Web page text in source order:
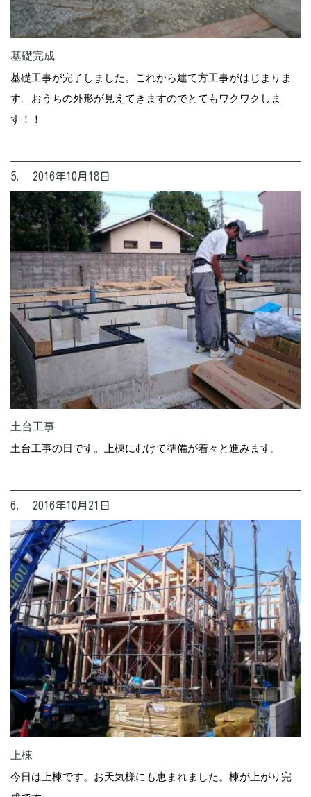
基礎完成
基礎工事が完了しました。これから建て方工事がはじまりま
す。おうちの外形が見えてきますのでとてもワクワクしま
す！！
5. 2016年10月18日
土台工事
土台工事の日です。上棟にむけて準備が着々と進みます。
6. 2016年10月21日
上棟
今日は上棟です。お天気様にも恵まれました。棟が上がり完